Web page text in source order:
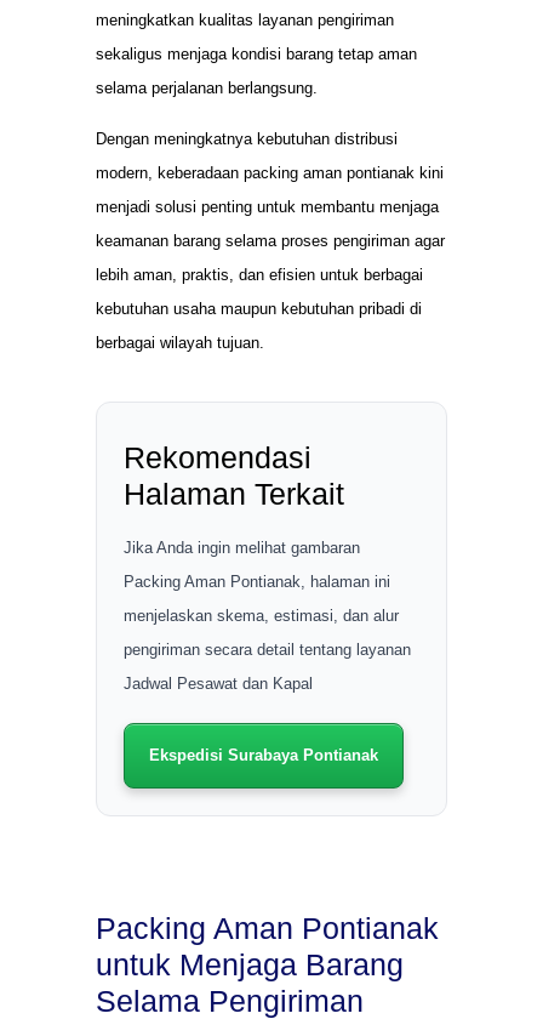
meningkatkan kualitas layanan pengiriman
sekaligus menjaga kondisi barang tetap aman
selama perjalanan berlangsung.
Dengan meningkatnya kebutuhan distribusi
modern, keberadaan packing aman pontianak kini
menjadi solusi penting untuk membantu menjaga
keamanan barang selama proses pengiriman agar
lebih aman, praktis, dan efisien untuk berbagai
kebutuhan usaha maupun kebutuhan pribadi di
berbagai wilayah tujuan.
Rekomendasi
Halaman Terkait
Jika Anda ingin melihat gambaran
Packing Aman Pontianak, halaman ini
menjelaskan skema, estimasi, dan alur
pengiriman secara detail tentang layanan
Jadwal Pesawat dan Kapal
Ekspedisi Surabaya Pontianak
Packing Aman Pontianak
untuk Menjaga Barang
Selama Pengiriman